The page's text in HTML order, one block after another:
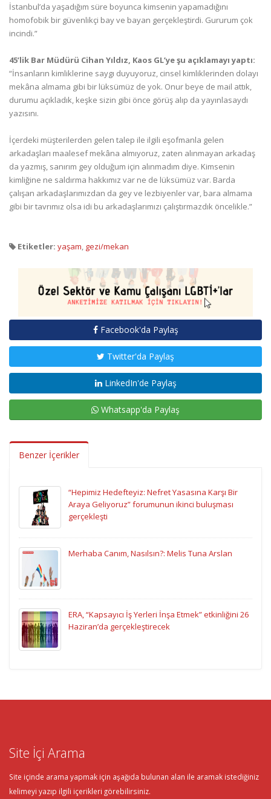
İstanbul’da yaşadığım süre boyunca kimsenin yapamadığını
homofobik bir güvenlikçi bay ve bayan gerçekleştirdi. Gururum çok
incindi.”
45’lik Bar Müdürü Cihan Yıldız, Kaos GL’ye şu açıklamayı yaptı:
“İnsanların kimliklerine saygı duyuyoruz, cinsel kimliklerinden dolayı
mekâna almama gibi bir lüksümüz de yok. Onur beye de mail attık,
durumu açıkladık, keşke sizin gibi önce görüş alıp da yayınlasaydı
yazısını.
İçerdeki müşterilerden gelen talep ile ilgili eşofmanla gelen
arkadaşları maalesef mekâna almıyoruz, zaten alınmayan arkadaş
da yazmış, sanırım gey olduğum için alınmadım diye. Kimsenin
kimliğine ne saldırma hakkımız var ne de lüksümüz var. Barda
çalışan arkadaşlarımızdan da gey ve lezbiyenler var, bara almama
gibi bir tavrımız olsa idi bu arkadaşlarımızı çalıştırmazdık öncelikle.”
Etiketler: yaşam, gezi/mekan
Facebook'da Paylaş
Twitter'da Paylaş
LinkedIn'de Paylaş
Whatsapp'da Paylaş
Benzer İçerikler
“Hepimiz Hedefteyiz: Nefret Yasasına Karşı Bir
Araya Geliyoruz” forumunun ikinci buluşması
gerçekleşti
Merhaba Canım, Nasılsın?: Melis Tuna Arslan
ERA, “Kapsayıcı İş Yerleri İnşa Etmek” etkinliğini 26
Haziran’da gerçekleştirecek
Site İçi Arama
Site içinde arama yapmak için aşağıda bulunan alan ile aramak istediğiniz
kelimeyi yazıp ilgili içerikleri görebilirsiniz.